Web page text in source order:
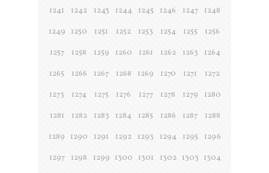
1241 1242 1243 1244 1245 1246 1247
1248
1249
1250 1251 1252 1253 1254 1255
1256
1257
1258 1259 1260 1261 1262 1263
1264
1265
1266 1267 1268 1269 1270 1271
1272
1273
1274 1275 1276 1277 1278 1279
1280
1281
1282 1283 1284 1285 1286 1287
1288
1289
1290 1291 1292 1293 1294 1295
1296
1297
1298 1299 1300 1301 1302 1303 1304